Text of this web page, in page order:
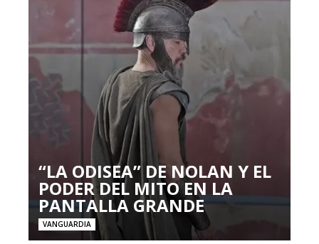
“LA ODISEA” DE NOLAN Y EL
PODER DEL MITO EN LA
PANTALLA GRANDE
VANGUARDIA